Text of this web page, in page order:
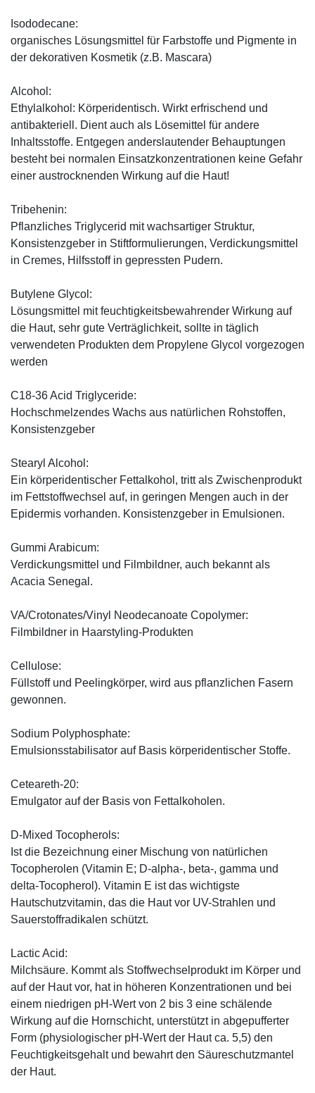
Isododecane:
organisches Lösungsmittel für Farbstoffe und Pigmente in
der dekorativen Kosmetik (z.B. Mascara)
Alcohol:
Ethylalkohol: Körperidentisch. Wirkt erfrischend und
antibakteriell. Dient auch als Lösemittel für andere
Inhaltsstoffe. Entgegen anderslautender Behauptungen
besteht bei normalen Einsatzkonzentrationen keine Gefahr
einer austrocknenden Wirkung auf die Haut!
Tribehenin:
Pflanzliches Triglycerid mit wachsartiger Struktur,
Konsistenzgeber in Stiftformulierungen, Verdickungsmittel
in Cremes, Hilfsstoff in gepressten Pudern.
Butylene Glycol:
Lösungsmittel mit feuchtigkeitsbewahrender Wirkung auf
die Haut, sehr gute Verträglichkeit, sollte in täglich
verwendeten Produkten dem Propylene Glycol vorgezogen
werden
C18-36 Acid Triglyceride:
Hochschmelzendes Wachs aus natürlichen Rohstoffen,
Konsistenzgeber
Stearyl Alcohol:
Ein körperidentischer Fettalkohol, tritt als Zwischenprodukt
im Fettstoffwechsel auf, in geringen Mengen auch in der
Epidermis vorhanden. Konsistenzgeber in Emulsionen.
Gummi Arabicum:
Verdickungsmittel und Filmbildner, auch bekannt als
Acacia Senegal.
VA/Crotonates/Vinyl Neodecanoate Copolymer:
Filmbildner in Haarstyling-Produkten
Cellulose:
Füllstoff und Peelingkörper, wird aus pflanzlichen Fasern
gewonnen.
Sodium Polyphosphate:
Emulsionsstabilisator auf Basis körperidentischer Stoffe.
Ceteareth-20:
Emulgator auf der Basis von Fettalkoholen.
D-Mixed Tocopherols:
Ist die Bezeichnung einer Mischung von natürlichen
Tocopherolen (Vitamin E; D-alpha-, beta-, gamma und
delta-Tocopherol). Vitamin E ist das wichtigste
Hautschutzvitamin, das die Haut vor UV-Strahlen und
Sauerstoffradikalen schützt.
Lactic Acid:
Milchsäure. Kommt als Stoffwechselprodukt im Körper und
auf der Haut vor, hat in höheren Konzentrationen und bei
einem niedrigen pH-Wert von 2 bis 3 eine schälende
Wirkung auf die Hornschicht, unterstützt in abgepufferter
Form (physiologischer pH-Wert der Haut ca. 5,5) den
Feuchtigkeitsgehalt und bewahrt den Säureschutzmantel
der Haut.